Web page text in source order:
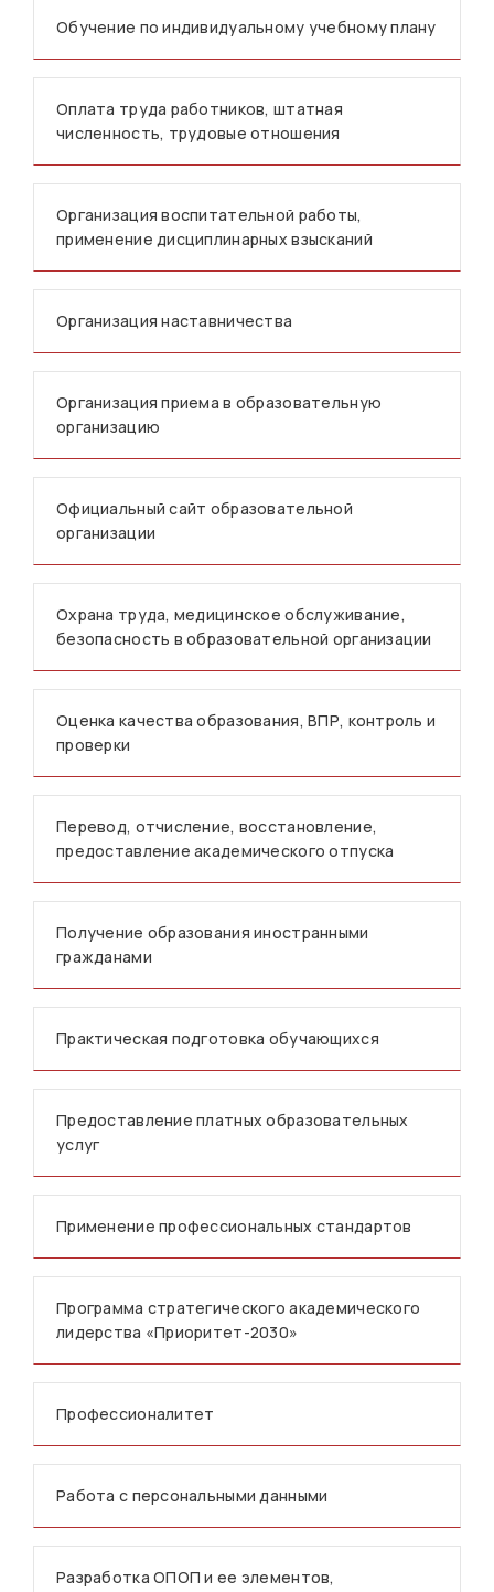
Обучение по индивидуальному учебному плану
Оплата труда работников, штатная
численность, трудовые отношения
Организация воспитательной работы,
применение дисциплинарных взысканий
Организация наставничества
Организация приема в образовательную
организацию
Официальный сайт образовательной
организации
Охрана труда, медицинское обслуживание,
безопасность в образовательной организации
Оценка качества образования, ВПР, контроль и
проверки
Перевод, отчисление, восстановление,
предоставление академического отпуска
Получение образования иностранными
гражданами
Практическая подготовка обучающихся
Предоставление платных образовательных
услуг
Применение профессиональных стандартов
Программа стратегического академического
лидерства «Приоритет-2030»
Профессионалитет
Работа с персональными данными
Разработка ОПОП и ее элементов,